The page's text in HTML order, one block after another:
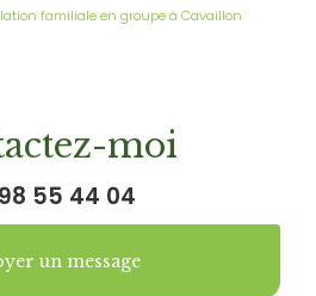
familiale en groupe à Cavaillon
moi
55 44 04
un message